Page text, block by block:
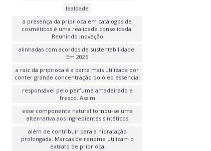
lealdade
a presença da priprioca em catálogos de
cosméticos é uma realidade consolidada.
Reunindo inovação
alinhadas com acordos de sustentabilidade.
Em 2025
a raiz da priprioca é a parte mais utilizada por
conter grande concentração do óleo essencial
responsável pelo perfume amadeirado e
fresco. Assim
esse componente natural tornou-se uma
alternativa aos ingredientes sintéticos
além de contribuir para a hidratação
prolongada. Marcas de renome utilizam o
extrato de priprioca